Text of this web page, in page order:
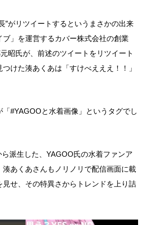
”がリツイートするというまさかの出来
」を運営するカバー株式会社の創業
昭氏が、前述のツイートをリツイート
けた湊あくあは「すけべえええ！！」
「#YAGOOと水着画像」というタグでし
派生した、YAGOO氏の水着ファンア
湊あくあさんもノリノリで配信画面に載
せ、その特異さからトレンドを上り詰